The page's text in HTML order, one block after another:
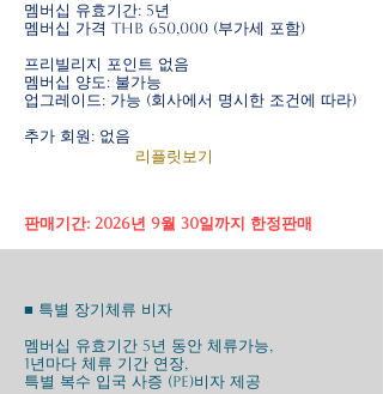
멤버십 유효기간: 5년
멤버십 가격 THB 650,000 (부가세 포함)
프리빌리지 포인트 없음
멤버십 양도: 불가능
​업그레이드: 가능 (회사에서 명시한 조건에 따라)
추가 회원: 없음
리플릿보기
​판매기간: 2026년 9월 30일까지 한정판매
■ 특별 장기체류 비자
멤버십 유효기간 5년 동안 체류가능,
1년마다 체류 기간 연장,
특별 복수 입국 사증 (PE)비자 제공